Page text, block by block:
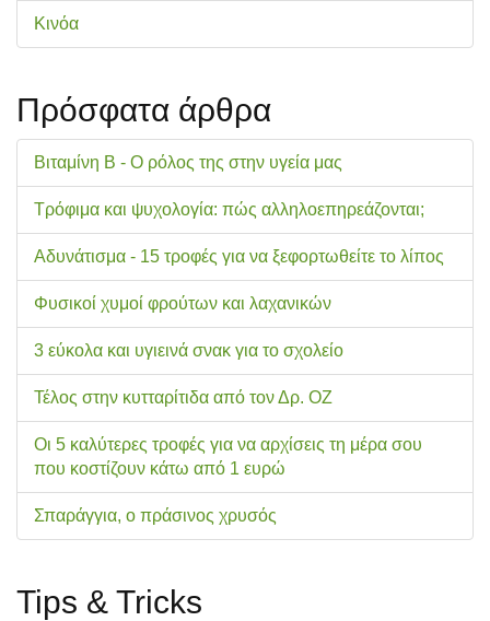
Κινόα
Πρόσφατα άρθρα
Βιταμίνη Β - Ο ρόλος της στην υγεία μας
Τρόφιμα και ψυχολογία: πώς αλληλοεπηρεάζονται;
Αδυνάτισμα - 15 τροφές για να ξεφορτωθείτε το λίπος
Φυσικοί χυμοί φρούτων και λαχανικών
3 εύκολα και υγιεινά σνακ για το σχολείo
Τέλος στην κυτταρίτιδα από τον Δρ. ΟΖ
Οι 5 καλύτερες τροφές για να αρχίσεις τη μέρα σου
που κοστίζουν κάτω από 1 ευρώ
Σπαράγγια, ο πράσινος χρυσός
Tips & Tricks